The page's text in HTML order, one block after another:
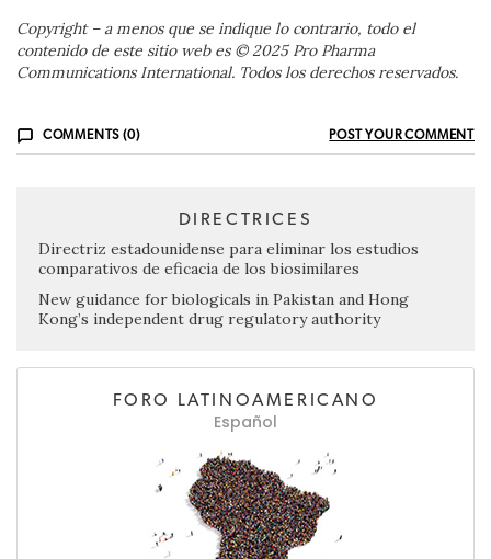
Copyright – a menos que se indique lo contrario, todo el
contenido de este sitio web es © 2025 Pro Pharma
Communications International. Todos los derechos reservados.
COMMENTS (0) POST YOUR COMMENT
DIRECTRICES
Directriz estadounidense para eliminar los estudios
comparativos de eficacia de los biosimilares
New guidance for biologicals in Pakistan and Hong
Kong’s independent drug regulatory authority
FORO LATINOAMERICANO
Español